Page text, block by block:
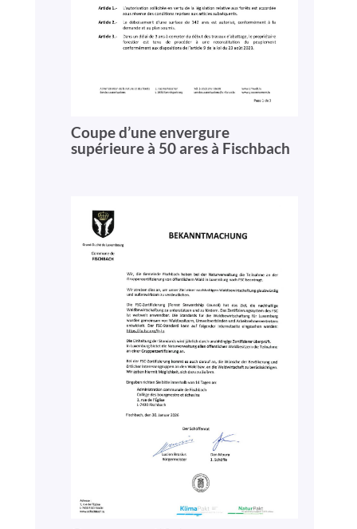
Coupe d’une envergure
supérieure à 50 ares à Fischbach